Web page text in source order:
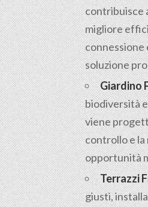
contribuisce
migliore
connessione
soluzione
Giardino
biodiversità
viene
controllo e la
opportunità
Terrazzi
giusti,